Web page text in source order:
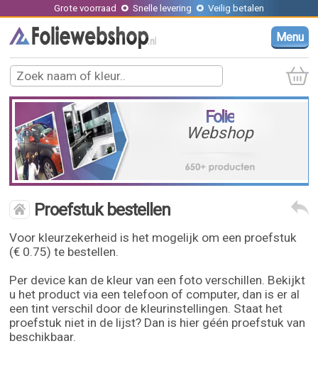
Grote voorraad Snelle levering Veilig betalen
Menu
Folie
Webshop
Proefstuk bestellen
Voor kleurzekerheid is het mogelijk om een proefstuk
(€ 0.75) te bestellen.
Per device kan de kleur van een foto verschillen. Bekijkt
u het product via een telefoon of computer, dan is er al
een tint verschil door de kleurinstellingen. Staat het
proefstuk niet in de lijst? Dan is hier géén proefstuk van
beschikbaar.